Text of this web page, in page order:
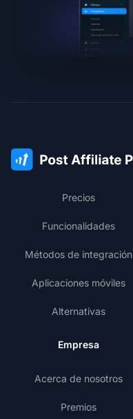
Precios
Funcionalidades
Métodos de integración
Aplicaciones móviles
Alternativas
Empresa
Acerca de nosotros
Premios